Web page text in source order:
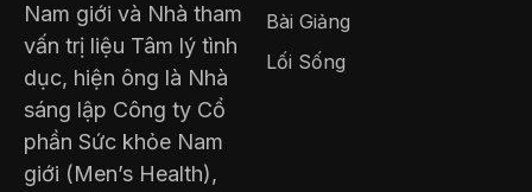
Nam giới và Nhà tham
vấn trị liệu Tâm lý tình
dục, hiện ông là Nhà
sáng lập Công ty Cổ
phần Sức khỏe Nam
giới (Men’s Health),
Bài Giảng
Lối Sống